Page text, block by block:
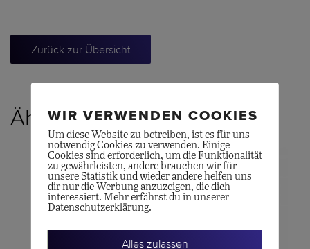
Zurück zur Übersicht
Ähnliche Produkte
WIR VERWENDEN COOKIES
Um diese Website zu betreiben, ist es für uns
notwendig Cookies zu verwenden. Einige
Cookies sind erforderlich, um die Funktionalität
zu gewährleisten, andere brauchen wir für
unsere Statistik und wieder andere helfen uns
dir nur die Werbung anzuzeigen, die dich
interessiert. Mehr erfährst du in unserer
Datenschutzerklärung.
Alles zulassen